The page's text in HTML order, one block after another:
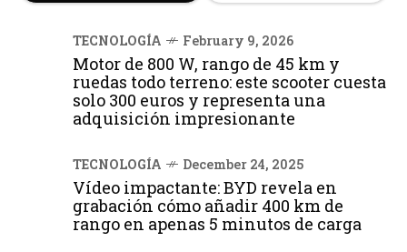
TECNOLOGÍA February 9, 2026
Motor de 800 W, rango de 45 km y
ruedas todo terreno: este scooter cuesta
solo 300 euros y representa una
adquisición impresionante
TECNOLOGÍA December 24, 2025
Vídeo impactante: BYD revela en
grabación cómo añadir 400 km de
rango en apenas 5 minutos de carga